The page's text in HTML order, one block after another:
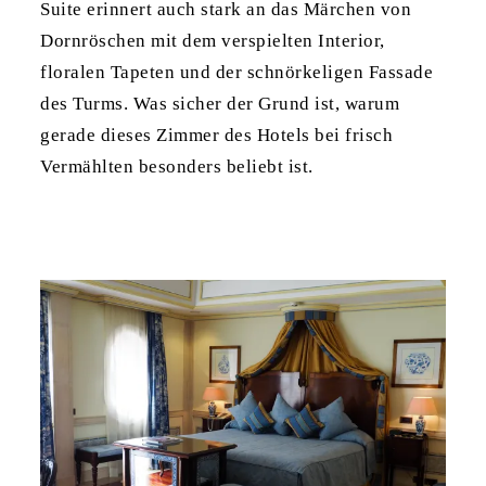
Suite erinnert auch stark an das Märchen von
Dornröschen mit dem verspielten Interior,
floralen Tapeten und der schnörkeligen Fassade
des Turms. Was sicher der Grund ist, warum
gerade dieses Zimmer des Hotels bei frisch
Vermählten besonders beliebt ist.